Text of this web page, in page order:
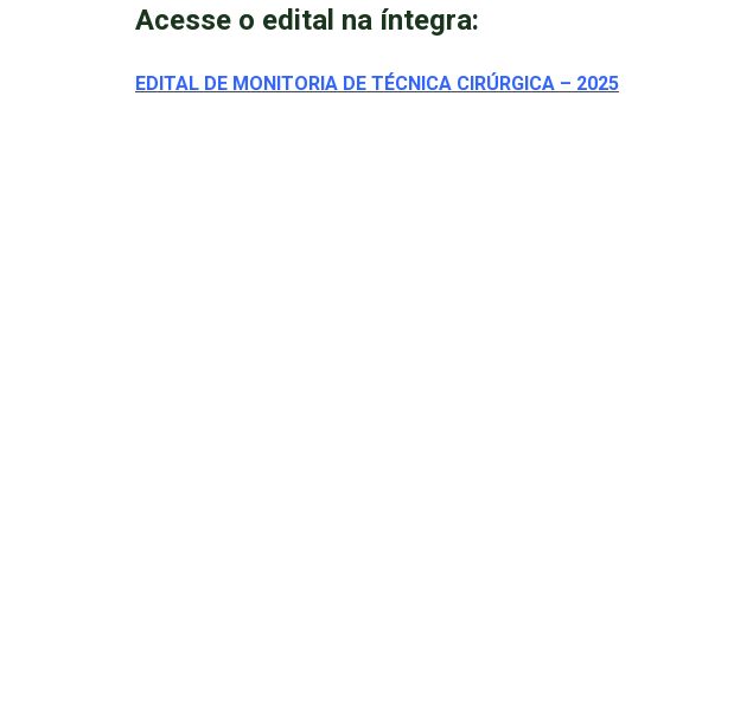
Acesse o edital na íntegra:
EDITAL DE MONITORIA DE TÉCNICA CIRÚRGICA – 2025